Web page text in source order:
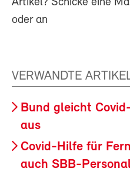
Artikel? Schicke eine
oder an
VERWANDTE
Bund gleicht
aus
Covid-Hilfe für
auch SBB-